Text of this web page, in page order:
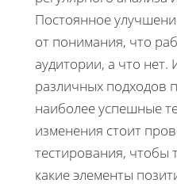
Постоянное
от понимания, что
аудитории, а что нет.
различных подходов
наиболее успешные
изменения стоит
тестирования, чтобы
какие элементы